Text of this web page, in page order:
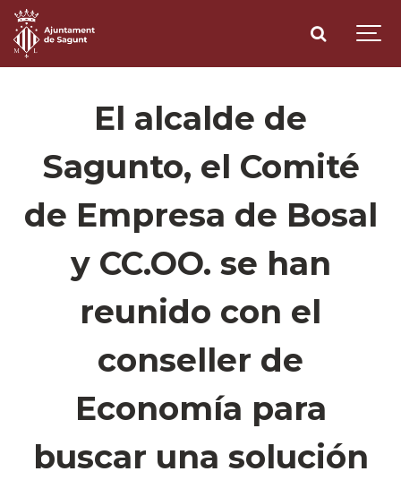
El alcalde de
Sagunto, el Comité
de Empresa de Bosal
y CC.OO. se han
reunido con el
conseller de
Economía para
buscar una solución